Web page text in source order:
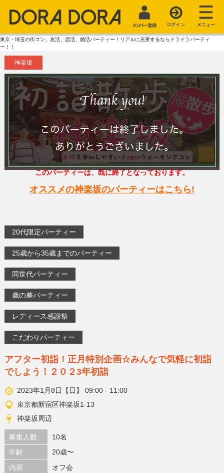
東京・埼玉の街コン、友活、恋活、婚活パーティー！リアルに充実するならドラドラパーティ
ー！！
神楽坂
このパーティーは、既に終了となっております。
オススメの神楽坂のパーティーはこちら!
20代限定パーティー
25歳から35歳までのパーティー
同世代パーティー
歳の差パーティー
レディース感謝祭
こだわりパーティー
アフター初詣！正月特別企画☆みんなで気軽に初詣
でしよう！２０２3年初詣
2023年1月8日【日】 09:00 - 11:00
東京都新宿区神楽坂1-13
神楽坂周辺
募集人数
10名
年齢
20歳〜
内容
オフ会